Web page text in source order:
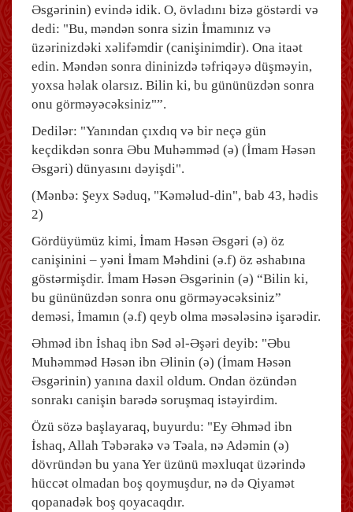
Əsgərinin) evində idik. O, övladını bizə göstərdi və
dedi: "Bu, məndən sonra sizin İmamınız və
üzərinizdəki xəlifəmdir (canişinimdir). Ona itaət
edin. Məndən sonra dininizdə təfriqəyə düşməyin,
yoxsa həlak olarsız. Bilin ki, bu gününüzdən sonra
onu görməyəcəksiniz"”.
Dedilər: "Yanından çıxdıq və bir neçə gün
keçdikdən sonra Əbu Muhəmməd (ə) (İmam Həsən
Əsgəri) dünyasını dəyişdi".
(Mənbə: Şeyx Səduq, "Kəməlud-din", bab 43, hədis
2)
Gördüyümüz kimi, İmam Həsən Əsgəri (ə) öz
canişinini – yəni İmam Məhdini (ə.f) öz əshabına
göstərmişdir. İmam Həsən Əsgərinin (ə) “Bilin ki,
bu gününüzdən sonra onu görməyəcəksiniz”
deməsi, İmamın (ə.f) qeyb olma məsələsinə işarədir.
Əhməd ibn İshaq ibn Səd əl-Əşəri deyib: "Əbu
Muhəmməd Həsən ibn Əlinin (ə) (İmam Həsən
Əsgərinin) yanına daxil oldum. Ondan özündən
sonrakı canişin barədə soruşmaq istəyirdim.
Özü sözə başlayaraq, buyurdu: "Ey Əhməd ibn
İshaq, Allah Təbərakə və Təala, nə Adəmin (ə)
dövründən bu yana Yer üzünü məxluqat üzərində
hüccət olmadan boş qoymuşdur, nə də Qiyamət
qopanadək boş qoyacaqdır.